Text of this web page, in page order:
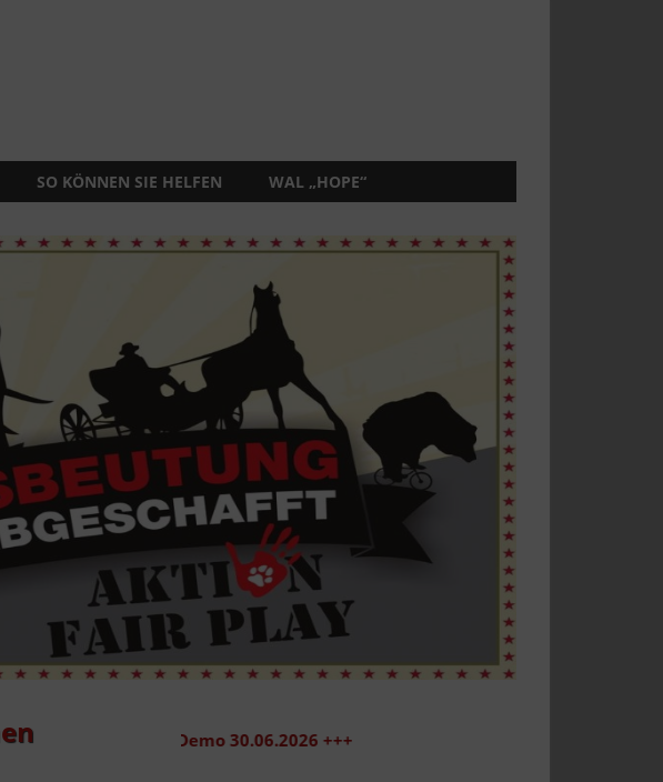
SO KÖNNEN SIE HELFEN WAL „HOPE“
+++ Demo 30.06.2026 +++